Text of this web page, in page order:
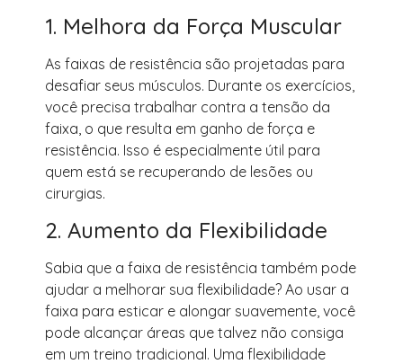
1. Melhora da Força Muscular
As faixas de resistência são projetadas para
desafiar seus músculos. Durante os exercícios,
você precisa trabalhar contra a tensão da
faixa, o que resulta em ganho de força e
resistência. Isso é especialmente útil para
quem está se recuperando de lesões ou
cirurgias.
2. Aumento da Flexibilidade
Sabia que a faixa de resistência também pode
ajudar a melhorar sua flexibilidade? Ao usar a
faixa para esticar e alongar suavemente, você
pode alcançar áreas que talvez não consiga
em um treino tradicional. Uma flexibilidade